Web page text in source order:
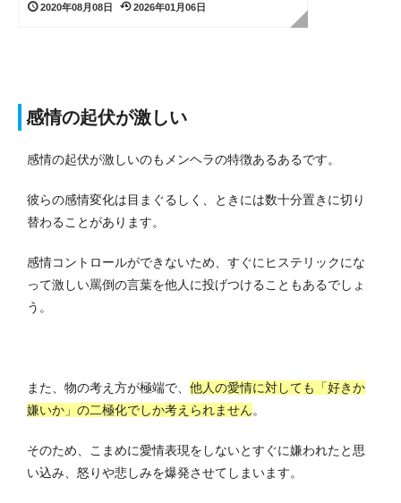
2020年08月08日 2026年01月06日
感情の起伏が激しい
感情の起伏が激しいのもメンヘラの特徴あるあるです。
彼らの感情変化は目まぐるしく、ときには数十分置きに切り
替わることがあります。
感情コントロールができないため、すぐにヒステリックにな
って激しい罵倒の言葉を他人に投げつけることもあるでしょ
う。
また、物の考え方が極端で、 他人の愛情に対しても「好きか
嫌いか」の二極化でしか考えられません。
そのため、こまめに愛情表現をしないとすぐに嫌われたと思
い込み、怒りや悲しみを爆発させてしまいます。